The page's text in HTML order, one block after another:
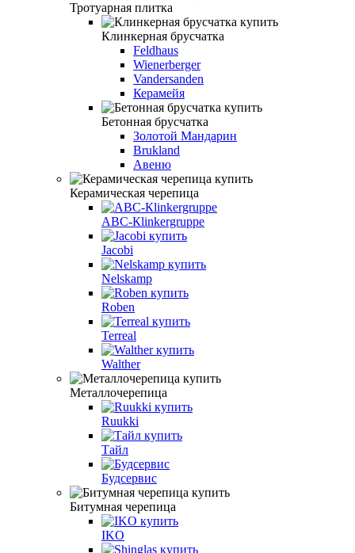
Тротуарная плитка
Клинкерная брусчатка
Feldhaus
Wienerberger
Vandersanden
Керамейя
Бетонная брусчатка
Золотой Мандарин
Brukland
Авеню
Керамическая черепица
АВС-Кlinkergruppe
Jacobi
Nelskamp
Roben
Terreal
Walther
Металлочерепица
Ruukki
Тайл
Будсервис
Битумная черепица
IKO